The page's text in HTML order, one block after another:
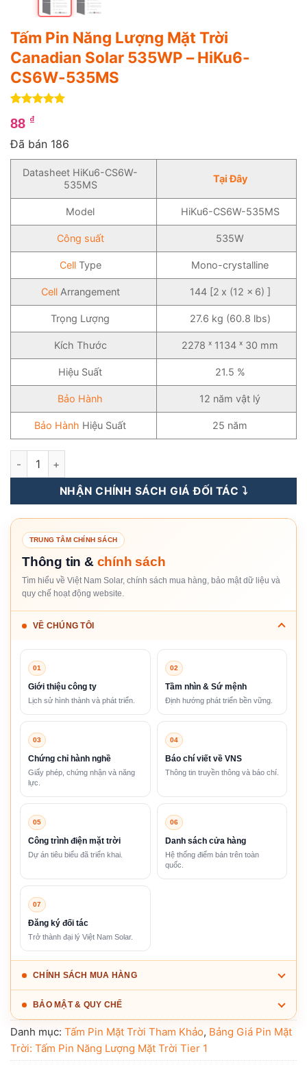
Tấm Pin Năng Lượng Mặt Trời
Canadian Solar 535WP – HiKu6-
CS6W-535MS
trên 5
dựa trên
88 ₫
Đã bán 186
Datasheet HiKu6-CS6W-
535MS
Tại Đây
Model HiKu6-CS6W-535MS
Công suất 535W
CellType Mono-crystalline
CellArrangement 144 [2 x (12 x 6) ]
Trọng Lượng 27.6 kg (60.8 lbs)
Kích Thước 2278 ˣ 1134 ˣ 30 mm
Hiệu Suất 21.5 %
Bảo Hành 12 năm vật lý
Bảo Hành Hiệu Suất 25 năm
Tấm Pin Năng Lượng Mặt Trời Canadian Solar 535WP -
NHẬN CHÍNH SÁCH GIÁ ĐỐI TÁC ⤵️
TRUNG TÂM CHÍNH SÁCH
Thông tin & chính sách
Tìm hiểu về Việt Nam Solar, chính sách mua hàng, bảo mật dữ liệu và
quy chế hoạt động website.
VỀ CHÚNG TÔI
01
Giới thiệu công ty
Lịch sử hình thành và phát triển.
02
Tầm nhìn & Sứ mệnh
Định hướng phát triển bền vững.
03
Chứng chỉ hành nghề
Giấy phép, chứng nhận và năng
lực.
04
Báo chí viết về VNS
Thông tin truyền thông và báo chí.
05
Công trình điện mặt trời
Dự án tiêu biểu đã triển khai.
06
Danh sách cửa hàng
Hệ thống điểm bán trên toàn
quốc.
07
Đăng ký đối tác
Trở thành đại lý Việt Nam Solar.
CHÍNH SÁCH MUA HÀNG
BẢO MẬT & QUY CHẾ
Danh mục: Tấm Pin Mặt Trời Tham Khảo, Bảng Giá Pin Mặt
Trời: Tấm Pin Năng Lượng Mặt Trời Tier 1